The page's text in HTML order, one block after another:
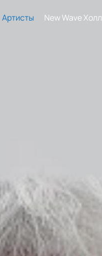
Артисты New Wave Холл